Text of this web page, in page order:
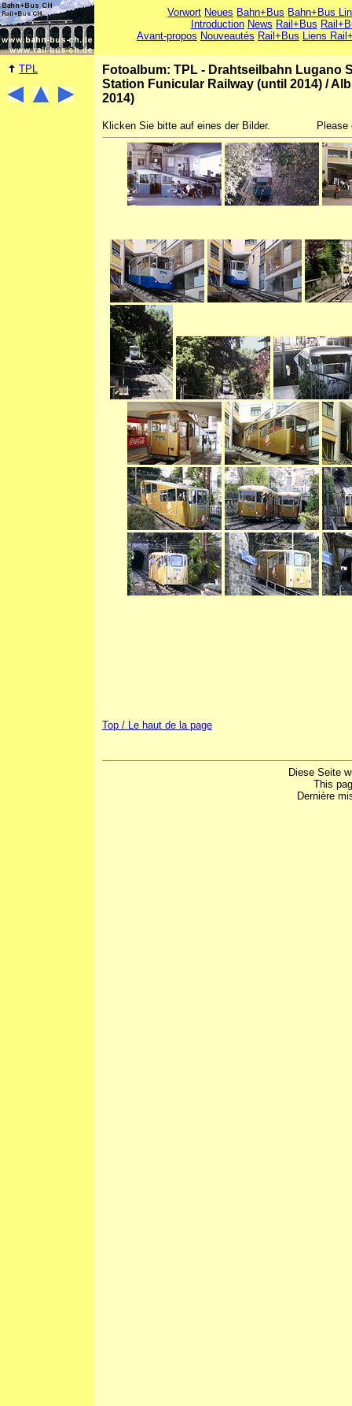
Vorwort Neues Bahn+Bus Bahn+Bus
Introduction News Rail+Bus
Avant-propos Nouveautés Rail+Bus Liens
TPL
Fotoalbum: TPL - Drahtseilbahn Lugano
Station Funicular Railway (until 2014) /
2014)
Klicken Sie bitte auf eines der Bilder.
Top / Le haut de la page
Diese Seite
This
Dernière